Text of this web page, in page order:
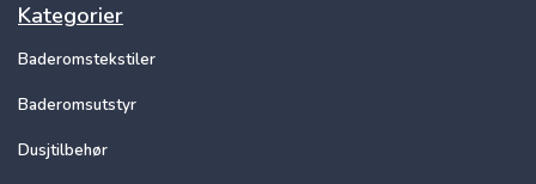
Kategorier
Baderomstekstiler
Baderomsutstyr
Dusjtilbehør